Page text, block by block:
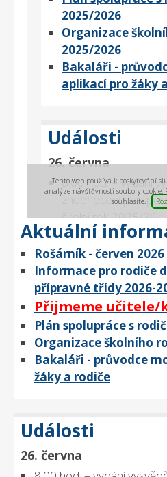
Aktuální
Rošárník - červen 2026
Informace pro rodiče
přípravné třídy 2026-
Přijmeme učitele/
Plán spolupráce s
Organizace školního
Bakaláři - průvodce
žáky a rodiče
Události
26. června